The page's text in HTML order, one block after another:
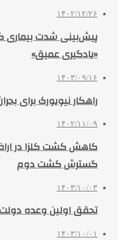
۱۴۰۲/۱۲/۲۶
پیش‌بینی شدت بیماری
«یادگیری عمیق»
۱۴۰۳/۰۹/۱۶
راهکار نیویورک برای
۱۴۰۲/۱۱/۰۹
کاهش کشت کلزا در
گسترش کشت دوم
۱۴۰۳/۱۰/۰۳
تحقق اولین وعده دولت
۱۴۰۳/۱۰/۰۱